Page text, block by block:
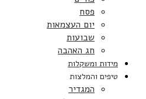
פסח
יום העצמאות
שבועות
חג האהבה
מידות ומשקלות
טיפים והמלצות
המגדיר